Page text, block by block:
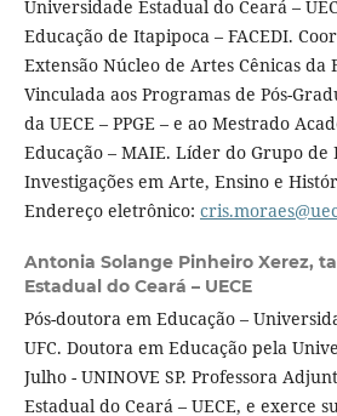
Universidade Estadual do Ceará –
Educação de Itapipoca – FACEDI.
Extensão Núcleo de Artes Cênicas da
Vinculada aos Programas de Pós-
da UECE – PPGE – e ao Mestrado
Educação – MAIE. Líder do Grupo de
Investigações em Arte, Ensino e
Endereço eletrônico:
Antonia Solange Pinheiro Xerez,
Estadual do Ceará – UECE
Pós-doutora em Educação –
UFC. Doutora em Educação pela
Julho - UNINOVE SP. Professora
Estadual do Ceará – UECE, e exerce